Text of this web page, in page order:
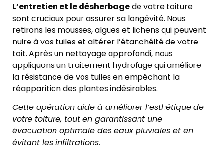
L’entretien et le désherbagede votre toiture
sont cruciaux pour assurer sa longévité. Nous
retirons les mousses, algues et lichens qui peuvent
nuire à vos tuiles et altérer l’étanchéité de votre
toit. Après un nettoyage approfondi, nous
appliquons un traitement hydrofuge qui améliore
la résistance de vos tuiles en empêchant la
réapparition des plantes indésirables.
Cette opération aide à améliorer l’esthétique de
votre toiture, tout en garantissant une
évacuation optimale des eaux pluviales et en
évitant les infiltrations.